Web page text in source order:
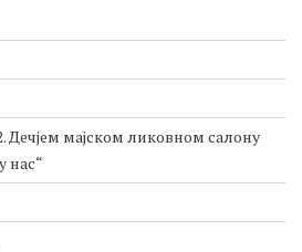
Дечјем мајском ликовном салону
нас“